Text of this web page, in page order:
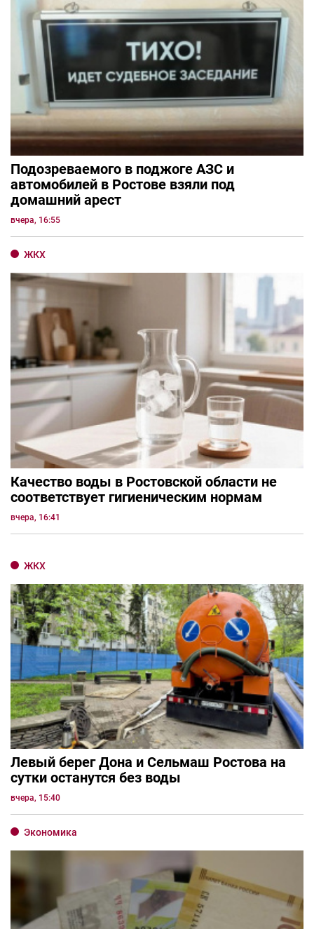
Подозреваемого в поджоге АЗС и
автомобилей в Ростове взяли под
домашний арест
вчера, 16:55
ЖКХ
Качество воды в Ростовской области не
соответствует гигиеническим нормам
вчера, 16:41
ЖКХ
Левый берег Дона и Сельмаш Ростова на
сутки останутся без воды
вчера, 15:40
Экономика